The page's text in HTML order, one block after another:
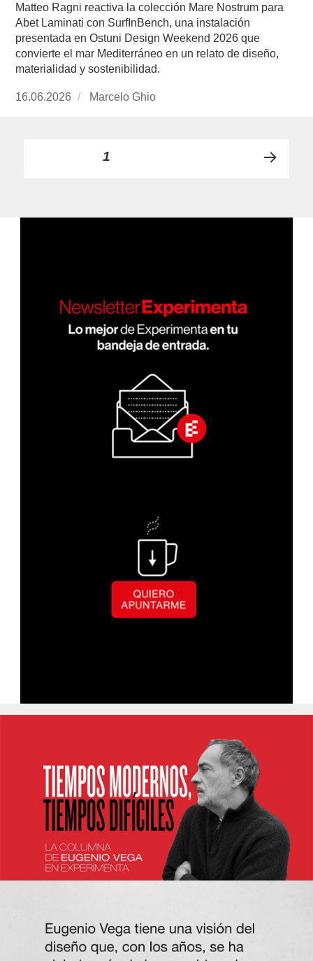
Matteo Ragni reactiva la colección Mare Nostrum para
Abet Laminati con SurfInBench, una instalación
presentada en Ostuni Design Weekend 2026 que
convierte el mar Mediterráneo en un relato de diseño,
materialidad y sostenibilidad.
Publicado
16.06.2026
https://www.experimenta.es/author/marcelo-
Marcelo Ghio
Paginación
entradas
PÁGINA1
NA